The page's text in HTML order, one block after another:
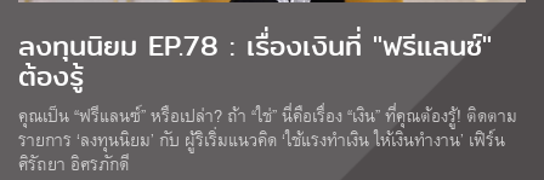
ลงทุนนิยม EP.78 : เรื่องเงินที่ "ฟรีแลนซ์"
ต้องรู้
คุณเป็น “ฟรีแลนซ์” หรือเปล่า? ถ้า “ใช่” นี่คือเรื่อง “เงิน” ที่คุณต้องรู้! ติดตาม
รายการ ‘ลงทุนนิยม’ กับ ผู้ริเริ่มแนวคิด ‘ใช้แรงทำเงิน ให้เงินทำงาน’ เฟิร์น
ศิรัถยา อิศรภักดี